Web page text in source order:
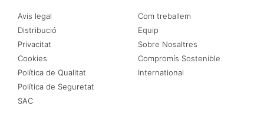
Avís legal
Distribució
Privacitat
Cookies
Política de Qualitat
Política de Seguretat
SAC
Com treballem
Equip
Sobre Nosaltres
Compromís Sostenible
International